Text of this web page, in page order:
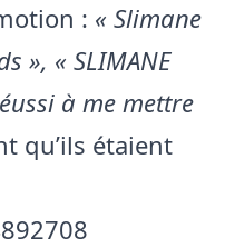
: « Slimane
», « SLIMANE
à me mettre
qu’ils étaient